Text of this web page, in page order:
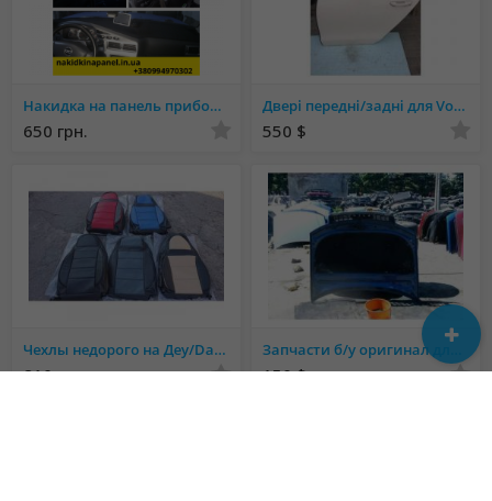
Накидка на панель приборов део ланос
650 грн.
Двері передні/задні для Volkswagen Passat B7 USA
550 $
Чехлы недорого на Деу/Daewoo - Sens, Lanos, Matiz, Nexia, Nubira, Gentra, Espero;
810 грн. 150 $